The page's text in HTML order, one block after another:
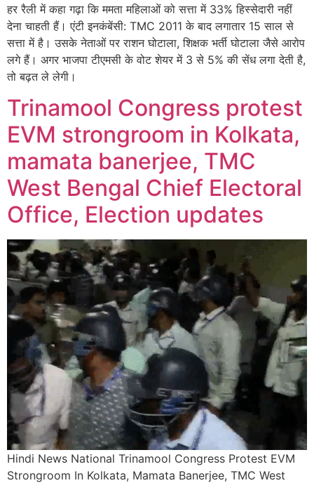
हर रैली में कहा गढ़ा कि ममता महिलाओं को सत्ता में 33% हिस्सेदारी नहीं
देना चाहती हैं। एंटी इनकंबेंसी: TMC 2011 के बाद लगातार 15 साल से
सत्ता में है। उसके नेताओं पर राशन घोटाला, शिक्षक भर्ती घोटाला जैसे आरोप
लगे हैं। अगर भाजपा टीएमसी के वोट शेयर में 3 से 5% की सेंध लगा देती है,
तो बढ़त ले लेगी।
Trinamool Congress protest
EVM strongroom in Kolkata,
mamata banerjee, TMC
West Bengal Chief Electoral
Office, Election updates
Hindi News National Trinamool Congress Protest EVM
Strongroom In Kolkata, Mamata Banerjee, TMC West